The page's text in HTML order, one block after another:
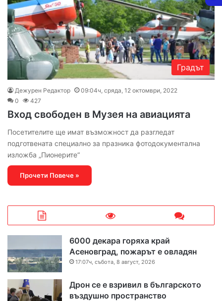
Градът
Дежурен Редактор
09:04ч, сряда, 12 октомври, 2022
0
427
Вход свободен в Музея на авиацията
Посетителите ще имат възможност да разгледат
подготвената специално за празника фотодокументална
изложба „Пионерите“
Прочети Повече »
6000 декара горяха край
Асеновград, пожарът е овладян
17:07ч, събота, 8 август, 2026
Дрон се е взривил в българското
въздушно пространство